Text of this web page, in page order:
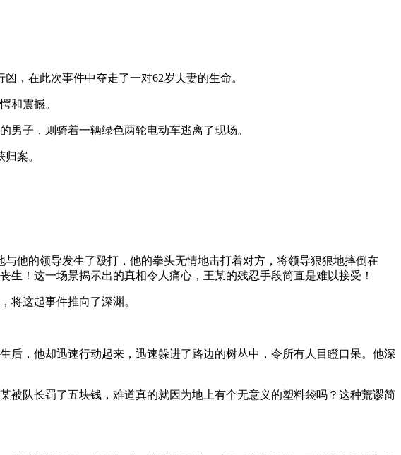
，在此次事件中夺走了一对62岁夫妻的生命。
和震撼。
子，则骑着一辆绿色两轮电动车逃离了现场。
案。
他的领导发生了殴打，他的拳头无情地击打着对方，将领导狠狠地摔倒在
！这一场景揭示出的真相令人痛心，王某的残忍手段简直是难以接受！
将这起事件推向了深渊。
，他却迅速行动起来，迅速躲进了路边的树丛中，令所有人目瞪口呆。他深
被队长罚了五块钱，难道真的就因为地上有个无意义的塑料袋吗？这种荒谬简